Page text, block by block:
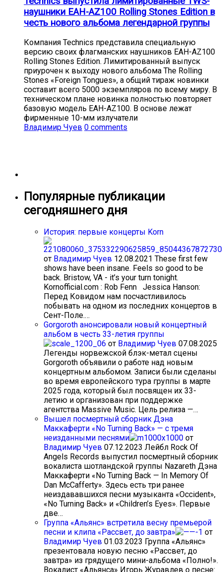
наушники EAH-AZ100 Rolling Stones Edition в
честь нового альбома легендарной группы
Компания Technics представила специальную
версию своих флагманских наушников EAH-AZ100
Rolling Stones Edition. Лимитированный выпуск
приурочен к выходу нового альбома The Rolling
Stones «Foreign Tongues», а общий тираж новинки
составит всего 5000 экземпляров по всему миру. В
техническом плане новинка полностью повторяет
базовую модель EAH-AZ100. В основе лежат
фирменные 10-мм излучатели
Владимир Чуев 0 comments
Популярные публикации
сегодняшнего дня
История: первые концерты Korn
от Владимир Чуев 12.08.2021 These first few
shows have been insane. Feels so good to be
back. Bristow, VA - it’s your turn tonight.
Kornofficial.com : Rob Fenn Jessica Hanson:
Перед Ковидом нам посчастливилось
побывать на одном из последних концертов в
Сент-Поле.…
Gorgoroth анонсировали новый концертный
альбом в честь 33-летия группы
от Владимир Чуев 07.08.2025
Легенды норвежской блэк-метал сцены
Gorgoroth объявили о работе над новым
концертным альбомом. Записи были сделаны
во время европейского тура группы в марте
2025 года, который был посвящен их 33-
летию и организован при поддержке
агентства Massive Music. Цель релиза —…
Вышел посмертный сборник Дэна
Маккаферти «No Turning Back» — с тремя
неизданными песнями
от
Владимир Чуев 07.12.2023 Лейбл Rock Of
Angels Records выпустил посмертный сборник
вокалиста шотландской группы Nazareth Дэна
Маккаферти «No Turning Back — In Memory Of
Dan McCafferty». Здесь есть три ранее
неиздававшихся песни музыканта «Occident»,
«No Turning Back» и «Children’s Eyes». Первые
две…
Группа «Альянс» встретила весну премьерой
песни и клипа «Рассвет, до завтра»
от
Владимир Чуев 01.03.2023 Группа «Альянс»
презентовала новую песню «Рассвет, до
завтра» из грядущего мини-альбома «Полно!».
Вокалист «Альянса» Игорь Журавлев о песне: